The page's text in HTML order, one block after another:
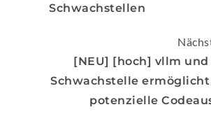
Schwachstellen
[NEU] [hoch] vllm und
Schwachstelle ermöglicht
potenzielle